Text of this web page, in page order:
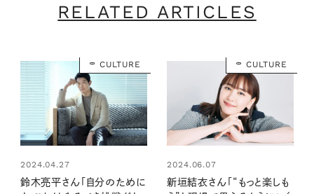
RELATED ARTICLES
CULTURE
2024.04.27
鈴木亮平さん「自分のために
CULTURE
2024.06.07
新垣結衣さん「“もっと楽しも